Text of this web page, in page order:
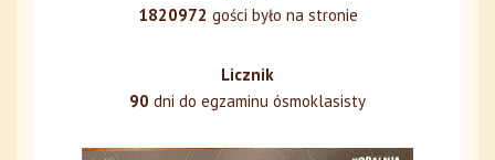
1820972 gości było na stronie
Licznik
90 dni do egzaminu ósmoklasisty